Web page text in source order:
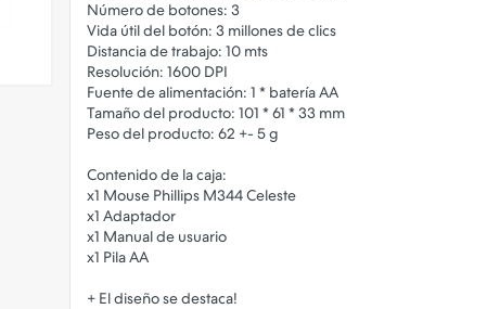
Número de botones: 3
Vida útil del botón: 3 millones de clics
Distancia de trabajo: 10 mts
Resolución: 1600 DPI
Fuente de alimentación: 1 * batería AA
Tamaño del producto: 101 * 61 * 33 mm
Peso del producto: 62 +- 5 g
Contenido de la caja:
x1 Mouse Phillips M344 Celeste
x1 Adaptador
x1 Manual de usuario
x1 Pila AA
+ El diseño se destaca!